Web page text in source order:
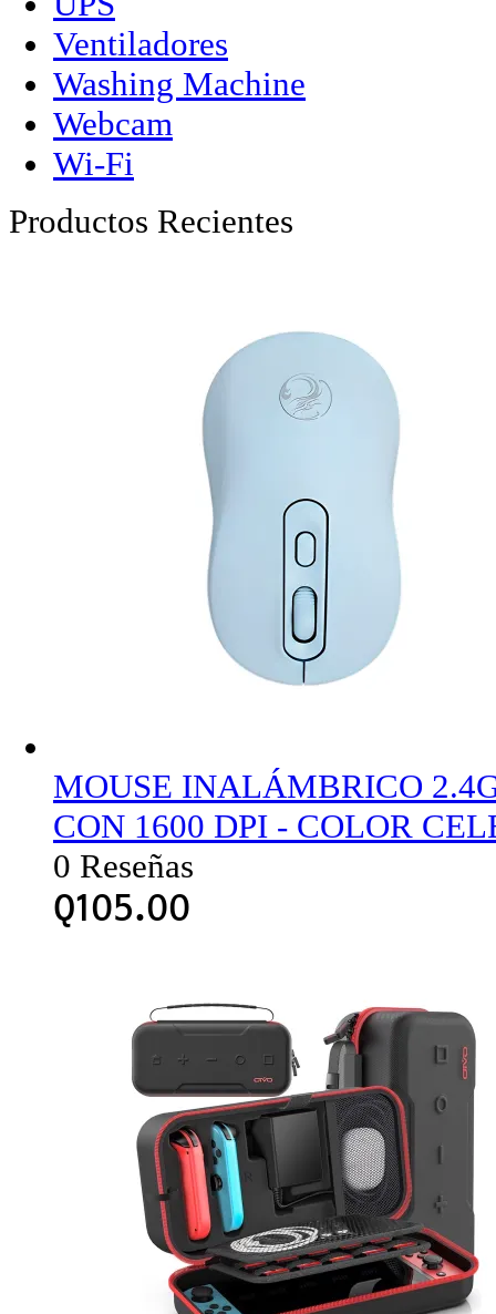
Ventiladores
Washing Machine
Webcam
Wi-Fi
Productos Recientes
MOUSE INALÁMBRICO
CON 1600 DPI - COLOR
0 Reseñas
Q105.00